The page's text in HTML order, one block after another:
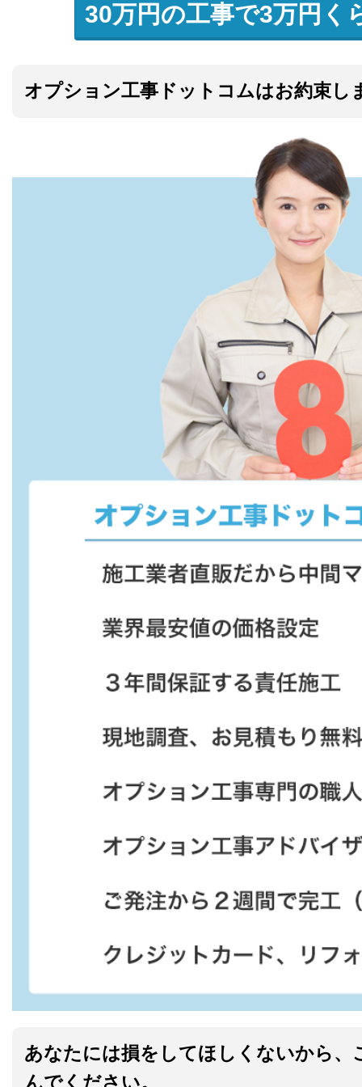
30万円の工事で3万円く
オプション工事ドットコムはお約束し
あなたには損をしてほしくないから、
んでください。